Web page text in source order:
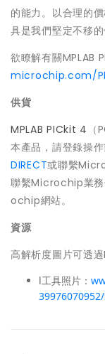
的能力。以合理的
具是我們堅定不移的
欲瞭解有關MPLAB
microchip.com/
供貨
MPLAB PICkit 4
本產品，請登錄操
DIRECT或聯繫
聯繫Microchip業務
ochip網站。
資源
高解析度圖片可透
l工具照片：